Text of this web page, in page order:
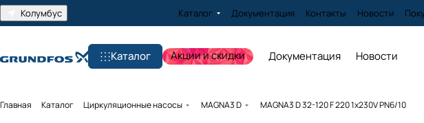
Колумбус Каталог Документация Контакты Новости
Каталог Акции и скидки Документация Новости
Главная Каталог Циркуляционные насосы MAGNA3 D MAGNA3 D 32-120 F 220 1x230V PN6/10